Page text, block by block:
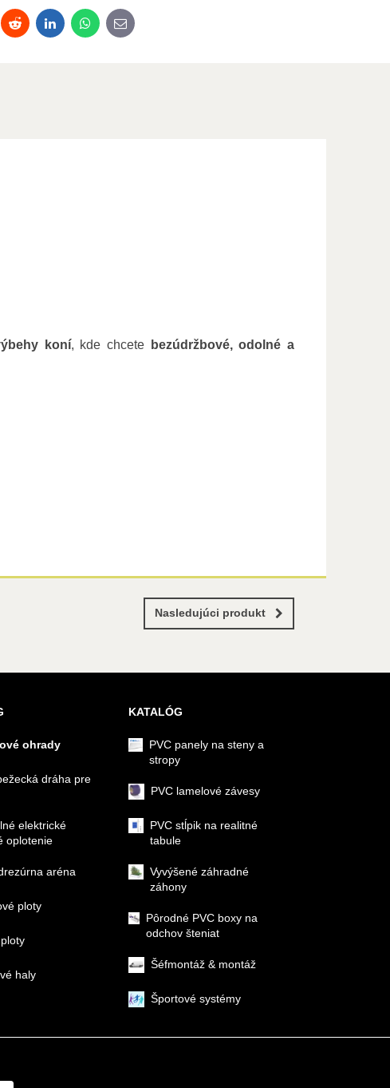
RedditLinkedInWhatsApp
E-mail
koní, kde chcete
bezúdržbové, odolné a
Nasledujúci produkt
ohrady
dráha pre
elektrické
oplotenie
aréna
ploty
haly
KATALÓG
PVC panely na steny a
stropy
PVC lamelové závesy
PVC stĺpik na realitné
tabule
Vyvýšené záhradné
záhony
Pôrodné PVC boxy na
odchov šteniat
Šéfmontáž & montáž
Športové systémy